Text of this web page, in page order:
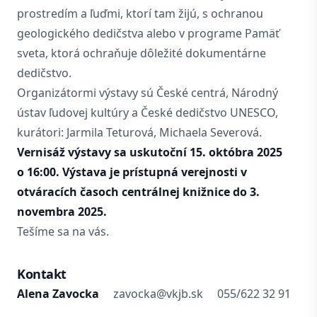
prostredím a ľuďmi, ktorí tam žijú, s ochranou
geologického dedičstva alebo v programe Pamäť
sveta, ktorá ochraňuje dôležité dokumentárne
dedičstvo.
Organizátormi výstavy sú České centrá, Národný
ústav ľudovej kultúry a České dedičstvo UNESCO,
kurátori: Jarmila Teturová, Michaela Severová.
Vernisáž výstavy sa uskutoční 15. októbra 2025
o 16:00. Výstava je prístupná verejnosti v
otváracích časoch centrálnej knižnice do 3.
novembra 2025.
Tešíme sa na vás.
Kontakt
Alena Zavocka zavocka@vkjb.sk 055/622 32 91